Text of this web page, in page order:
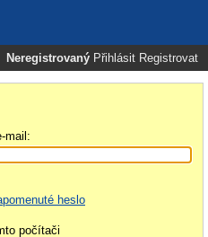
Neregistrovaný Přihlásit Registrovat
mail:
heslo
počítači